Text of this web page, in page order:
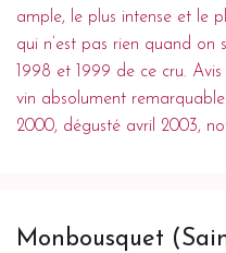
ample, le plus intense et le
qui n’est pas rien quand on
1998 et 1999 de ce cru.
vin absolument
2000, dégusté avril 2003,
Monbousquet